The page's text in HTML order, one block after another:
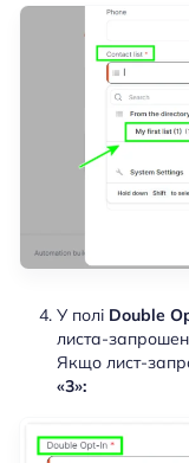
У полі Double
листа-
Якщо лист-
«3»: